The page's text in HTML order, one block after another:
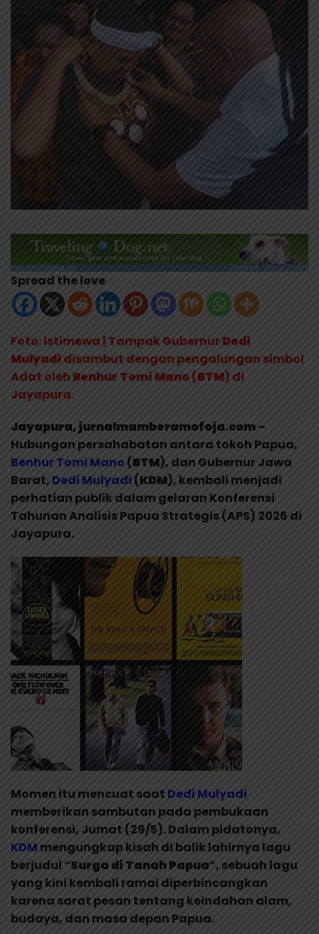
Spread the love
Foto: istimewa | Tampak GubernurDedi
Mulyadi disambut dengan pengalungan simbol
Adat oleh Benhur Tomi Mano(BTM) di
Jayapura.
Jayapura, jurnalmamberamofoja.com–
Hubungan persahabatan antara tokoh Papua,
Benhur Tomi Mano (BTM), dan Gubernur Jawa
Barat, Dedi Mulyadi (KDM), kembali menjadi
perhatian publik dalam gelaran Konferensi
Tahunan Analisis Papua Strategis (APS) 2026 di
Jayapura.
Momen itu mencuat saat Dedi Mulyadi
memberikan sambutan pada pembukaan
konferensi, Jumat (29/5). Dalam pidatonya,
KDM mengungkap kisah di balik lahirnya lagu
berjudul “Surga di Tanah Papua“, sebuah lagu
yang kini kembali ramai diperbincangkan
karena sarat pesan tentang keindahan alam,
budaya, dan masa depan Papua.